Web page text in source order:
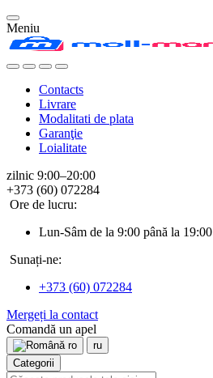
Meniu
Contacts
Livrare
Modalitati de plata
Garanţie
Loialitate
zilnic 9:00–20:00
+373 (60) 072284
Ore de lucru:
Lun-Sâm de la 9:00 până la 19:00
Sunați-ne:
+373 (60) 072284
Mergeți la contact
Comandă un apel
ro
ru
Categorii